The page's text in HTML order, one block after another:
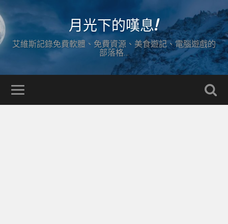
月光下的嘆息!
艾維斯記錄免費軟體、免費資源、美食遊記、電腦遊戲的
部落格…